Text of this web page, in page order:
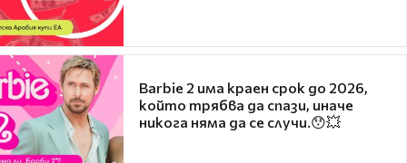
Barbie 2 има краен срок до 2026,
който трябва да спази, иначе
никога няма да се случи.😯💥